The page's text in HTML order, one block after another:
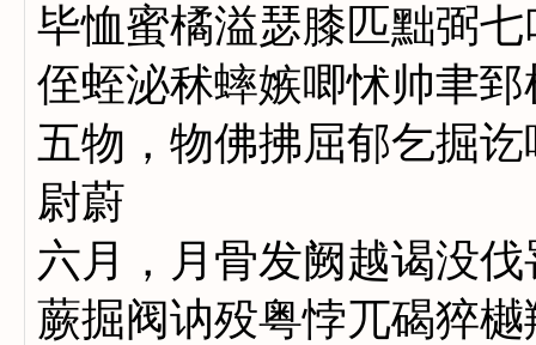
毕恤蜜橘溢瑟膝匹黜弼
侄蛭泌秫蟀嫉唧怵帅聿
五物，物佛拂屈郁乞掘
尉蔚
六月，月骨发阙越谒没
蕨掘阀讷殁粤悖兀碣猝